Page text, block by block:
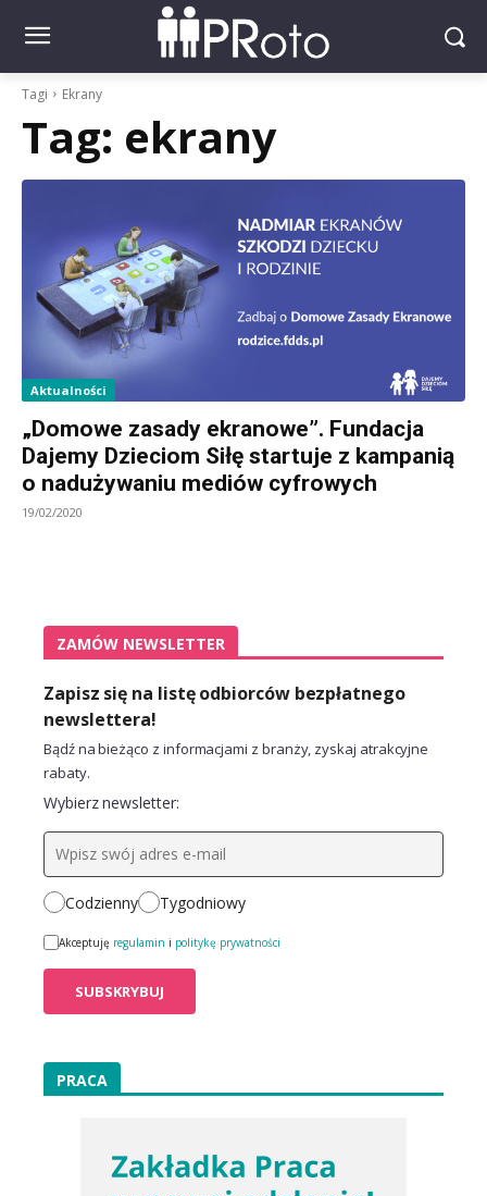
Tagi Ekrany
Tag: ekrany
Aktualności
„Domowe zasady ekranowe”. Fundacja
Dajemy Dzieciom Siłę startuje z kampanią
o nadużywaniu mediów cyfrowych
19/02/2020
ZAMÓW NEWSLETTER
Zapisz się na listę odbiorców bezpłatnego
newslettera!
Bądź na bieżąco z informacjami z branży, zyskaj atrakcyjne
rabaty.
Wybierz newsletter:
Codzienny Tygodniowy
Akceptuję regulamin i politykę prywatności
PRACA